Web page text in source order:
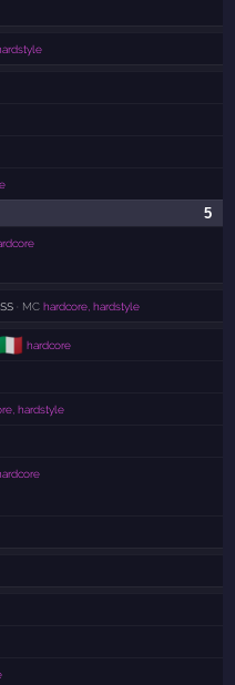
5
· MC hardcore, hardstyle
hardcore
hardstyle